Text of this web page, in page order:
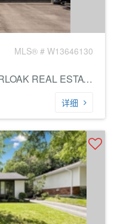
MLS® # W13646130
经纪公司: ROYAL LEPAGE BURLOAK REAL ESTATE SERVICES
详细